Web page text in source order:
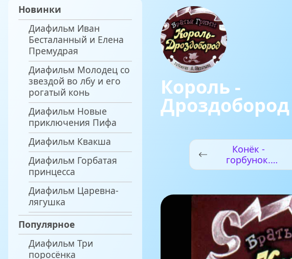
Новинки
Диафильм Иван
Бесталанный и Елена
Премудрая
Диафильм Молодец со
звездой во лбу и его
рогатый конь
Диафильм Новые
приключения Пифа
Диафильм Квакша
Диафильм Горбатая
принцесса
Диафильм Царевна-
лягушка
Популярное
Диафильм Три
поросёнка
Король -
Дроздобород
Конёк -
горбунок.
Часть 4